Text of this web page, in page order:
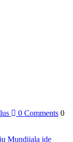
0 Comments 0